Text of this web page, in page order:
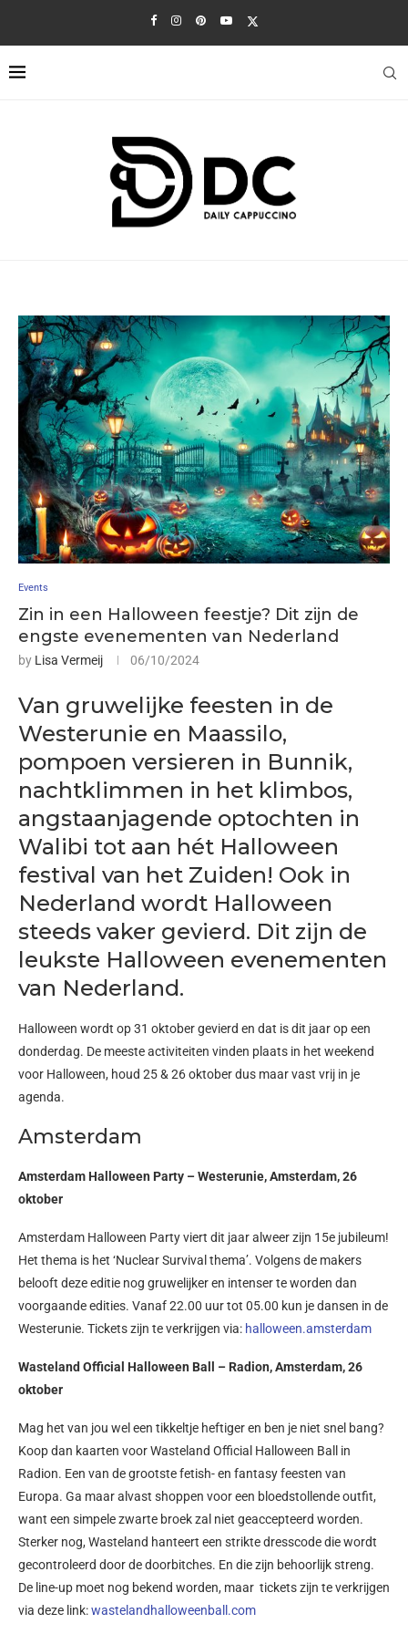
Events
Zin in een Halloween feestje? Dit zijn de
engste evenementen van Nederland
by Lisa Vermeij 06/10/2024
Van gruwelijke feesten in de
Westerunie en Maassilo,
pompoen versieren in Bunnik,
nachtklimmen in het klimbos,
angstaanjagende optochten in
Walibi tot aan hét Halloween
festival van het Zuiden! Ook in
Nederland wordt Halloween
steeds vaker gevierd. Dit zijn de
leukste Halloween evenementen
van Nederland.
Halloween wordt op 31 oktober gevierd en dat is dit jaar op een
donderdag. De meeste activiteiten vinden plaats in het weekend
voor Halloween, houd 25 & 26 oktober dus maar vast vrij in je
agenda.
Amsterdam
Amsterdam Halloween Party – Westerunie, Amsterdam, 26
oktober
Amsterdam Halloween Party viert dit jaar alweer zijn 15e jubileum!
Het thema is het ‘Nuclear Survival thema’. Volgens de makers
belooft deze editie nog gruwelijker en intenser te worden dan
voorgaande edities. Vanaf 22.00 uur tot 05.00 kun je dansen in de
Westerunie. Tickets zijn te verkrijgen via: halloween.amsterdam
Wasteland Official Halloween Ball – Radion, Amsterdam, 26
oktober
Mag het van jou wel een tikkeltje heftiger en ben je niet snel bang?
Koop dan kaarten voor Wasteland Official Halloween Ball in
Radion. Een van de grootste fetish- en fantasy feesten van
Europa. Ga maar alvast shoppen voor een bloedstollende outfit,
want een simpele zwarte broek zal niet geaccepteerd worden.
Sterker nog, Wasteland hanteert een strikte dresscode die wordt
gecontroleerd door de doorbitches. En die zijn behoorlijk streng.
De line-up moet nog bekend worden, maar tickets zijn te verkrijgen
via deze link:wastelandhalloweenball.com